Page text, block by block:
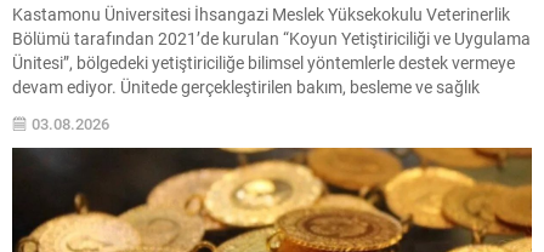
Kastamonu Üniversitesi İhsangazi Meslek Yüksekokulu Veterinerlik
Bölümü tarafından 2021’de kurulan “Koyun Yetiştiriciliği ve Uygulama
Ünitesi”, bölgedeki yetiştiriciliğe bilimsel yöntemlerle destek vermeye
devam ediyor. Ünitede gerçekleştirilen bakım, besleme ve sağlık
artışlar gözlendi. Uygulanan yöntemlerle koyunların kızgınlık oranı
yaklaşık yüzde 80 seviyelerine, gebelik oranı ise...
03.08.2026